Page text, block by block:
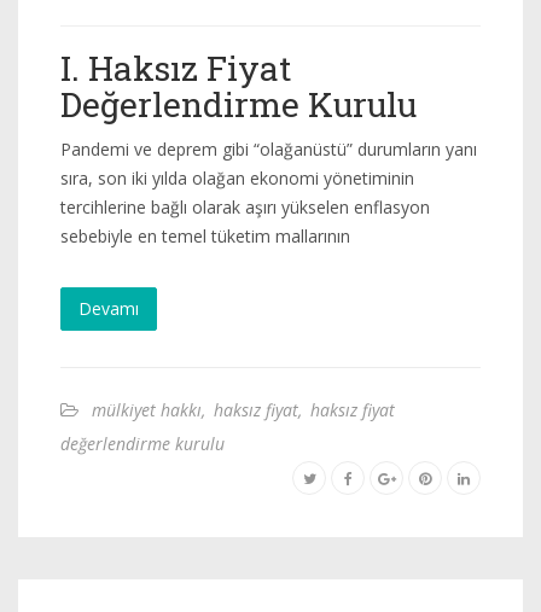
I. Haksız Fiyat
Değerlendirme Kurulu
Pandemi ve deprem gibi “olağanüstü” durumların yanı
sıra, son iki yılda olağan ekonomi yönetiminin
tercihlerine bağlı olarak aşırı yükselen enflasyon
sebebiyle en temel tüketim mallarının
Devamı
mülkiyet hakkı, haksız fiyat, haksız fiyat
değerlendirme kurulu